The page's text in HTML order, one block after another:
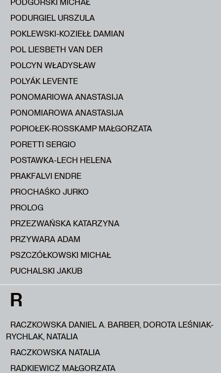
PODURGIEL URSZULA
POKLEWSKI-KOZIEŁŁ DAMIAN
POL LIESBETH VAN DER
POLCYN WŁADYSŁAW
POLYÁK LEVENTE
PONOMARIOWA ANASTASIJA
PONOMIAROWA ANASTASIJA
POPIOŁEK-ROSSKAMP MAŁGORZATA
PORETTI SERGIO
POSTAWKA-LECH HELENA
PRAKFALVI ENDRE
PROCHAŚKO JURKO
PROLOG
PRZEZWAŃSKA KATARZYNA
PRZYWARA ADAM
PSZCZÓŁKOWSKI MICHAŁ
PUCHALSKI JAKUB
R
RACZKOWSKA DANIEL A. BARBER, DOROTA LEŚNIAK-
RYCHLAK, NATALIA
RACZKOWSKA NATALIA
RADKIEWICZ MAŁGORZATA